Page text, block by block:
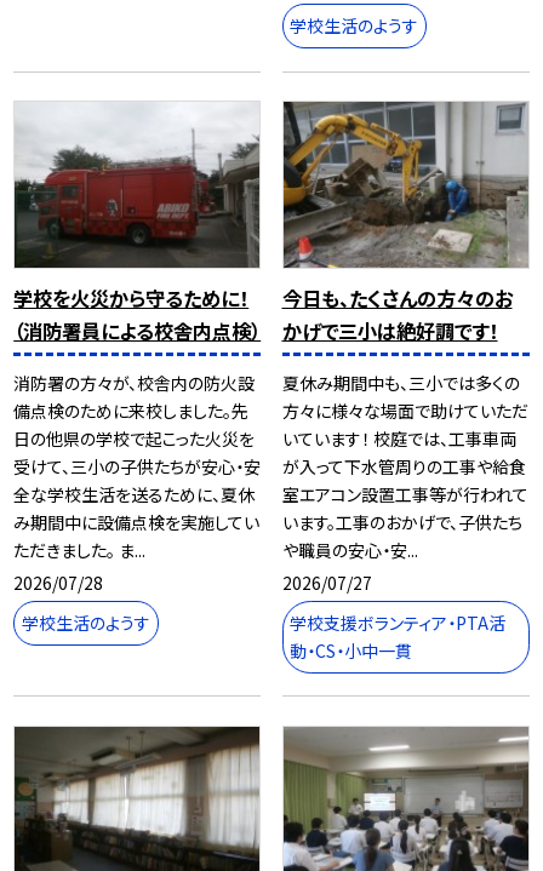
学校生活のようす
学校を火災から守るために！
（消防署員による校舎内点検）
消防署の方々が、校舎内の防火設
備点検のために来校しました。先
日の他県の学校で起こった火災を
受けて、三小の子供たちが安心・安
全な学校生活を送るために、夏休
み期間中に設備点検を実施してい
ただきました。 ま...
2026/07/28
学校生活のようす
今日も、たくさんの方々のお
かげで三小は絶好調です！
夏休み期間中も、三小では多くの
方々に様々な場面で助けていただ
いています！ 校庭では、工事車両
が入って下水管周りの工事や給食
室エアコン設置工事等が行われて
います。工事のおかげで、子供たち
や職員の安心・安...
2026/07/27
学校支援ボランティア・PTA活
動・CS・小中一貫